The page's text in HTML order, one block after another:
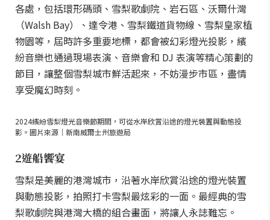
各處，包括環形碼頭、雪梨歌劇院、岩石區、沃爾什灣
（Walsh Bay）、達令港、雪梨鐵道貨物線、雪梨皇家植
物園等，屆時許多重要地標，都會被幻彩燈光投影，繽
紛音樂也通過現場表演、音樂會和 DJ 表演等精心策劃的
節目，讓整個雪梨城市鮮活起來，不妨漫步市區，盡情
享受魔幻時刻。
2024繽紛雪梨燈光音樂節期間，可從水岸欣賞沿途的燈光裝置與動態投
影。圖片來源｜新南威爾士州旅遊局
2遊船饗宴
雪梨是美麗的港灣城市，沿著水岸欣賞沿途的燈光裝置
與動態投影，拍照打卡雪梨最炫彩的一面。最經典的雪
梨歌劇院與港灣大橋的組合畫面，將讓人永誌難忘。